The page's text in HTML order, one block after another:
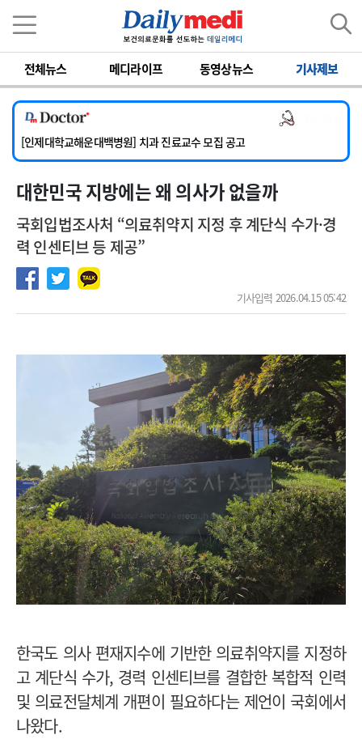
전체뉴스 메디라이프 동영상뉴스 기사제보
[서울아산병원] 2026년 하반기 인턴 모집
[명지병원] 하반기 전공의(인턴) 모집
[동국대학교 경주병원] 내과(소화기, 심장, 내분비), 소아청소년과, 외과, 심장혈관흉부외과, 이비인후과, 병리과 교원 초빙
[국립암센터] 진단검사의학과 정규직 의사직 초빙
[인제대학교해운대백병원] 치과 진료교수 모집 공고
[서울아산병원] 2026년 하반기 인턴 모집
[명지병원] 하반기 전공의(인턴) 모집
대한민국 지방에는 왜 의사가 없을까
국회입법조사처 “의료취약지 지정 후 계단식 수가·경
력 인센티브 등 제공”
기사입력 2026.04.15 05:42
한국도 의사 편재지수에 기반한 의료취약지를 지정하
고 계단식 수가, 경력 인센티브를 결합한 복합적 인력
및 의료전달체계 개편이 필요하다는 제언이 국회에서
나왔다.